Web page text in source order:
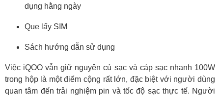
dụng hằng ngày
Que lấy SIM
Sách hướng dẫn sử dụng
Việc iQOO vẫn giữ nguyên củ sạc và cáp sạc nhanh 100W
trong hộp là một điểm cộng rất lớn, đặc biệt với người dùng
quan tâm đến trải nghiệm pin và tốc độ sạc thực tế. Người